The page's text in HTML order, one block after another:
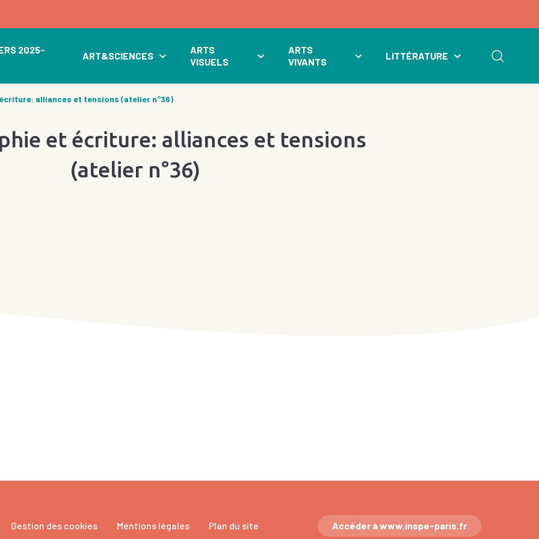
2025-
ART&SCIENCES
ARTS
VISUELS
ARTS
VIVANTS
LITTÉRATURE
alliances et tensions (atelier n°36)
et écriture: alliances et tensions
(atelier n°36)
Gestion des cookies Mentions légales Plan du site Accéder à www.inspe-paris.fr